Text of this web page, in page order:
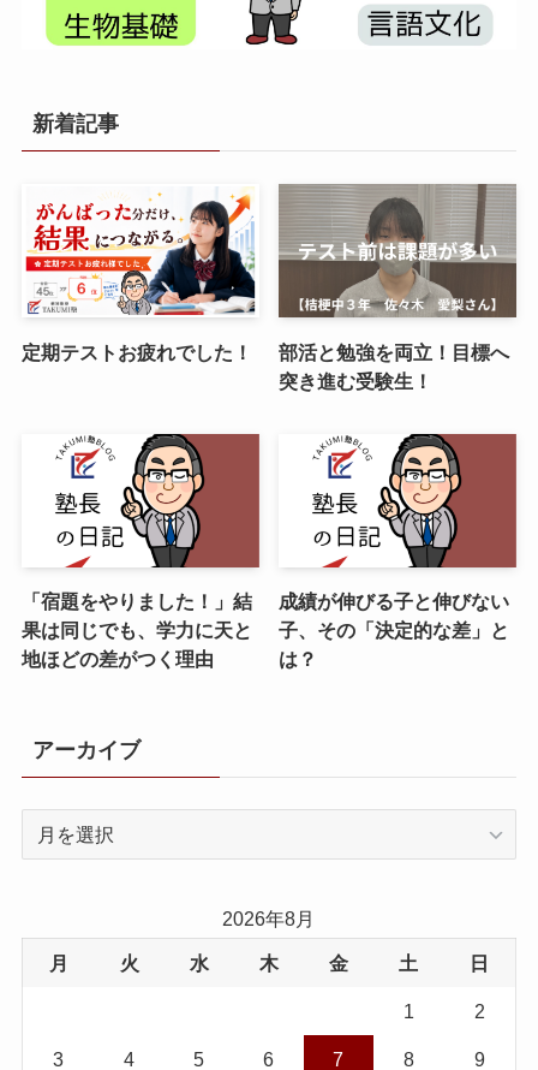
新着記事
定期テストお疲れでした！
部活と勉強を両立！目標へ
突き進む受験生！
「宿題をやりました！」結
果は同じでも、学力に天と
地ほどの差がつく理由
成績が伸びる子と伸びない
子、その「決定的な差」と
は？
アーカイブ
ブ
2026年8月
月 火 水 木 金 土 日
1 2
3 4 5 6 7 8 9